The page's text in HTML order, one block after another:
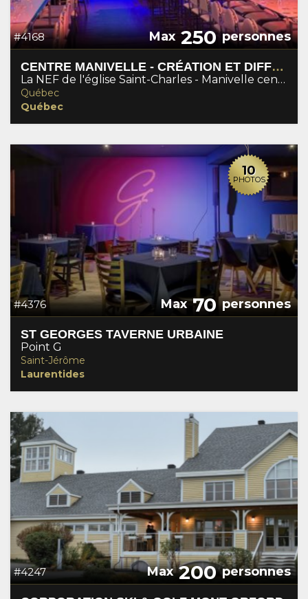
#4168 Max250personnes
CENTRE MANIVELLE - CRÉATION ET DIFFUSION DES ARTS
La NEF de l'église Saint-Charles - Manivelle centre de création
Québec
Québec
10
PHOTOS
#4376 Max70personnes
ST GEORGES TAVERNE URBAINE
Point G
Saint-Jérôme
Laurentides
#4247 Max200personnes